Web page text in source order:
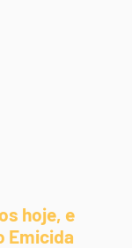
hoje, e
Emicida